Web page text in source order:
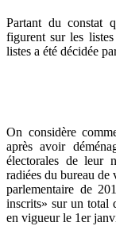
Partant du constat
figurent sur les
listes a été décidée
On considère
après avoir
électorales de leur
radiées du bureau de
parlementaire de
inscrits» sur un total
en vigueur le 1er